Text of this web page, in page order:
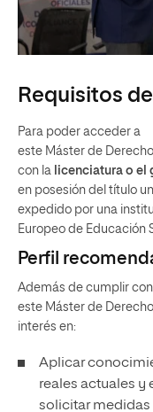
Requisitos
Para poder acceder a
este Máster de
con la licenciatura o el
en posesión del título
expedido por una
Europeo de Educación
Perfil
Además de cumplir
este Máster de
interés en:
Aplicar
reales actuales y
solicitar medidas